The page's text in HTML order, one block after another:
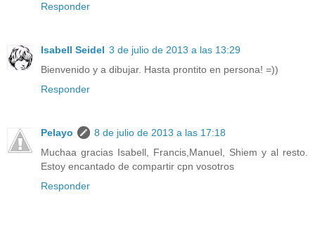
Responder
Isabell Seidel 3 de julio de 2013 a las 13:29
Bienvenido y a dibujar. Hasta prontito en persona! =))
Responder
Pelayo
8 de julio de 2013 a las 17:18
Muchaa gracias Isabell, Francis,Manuel, Shiem y al resto.
Estoy encantado de compartir cpn vosotros
Responder